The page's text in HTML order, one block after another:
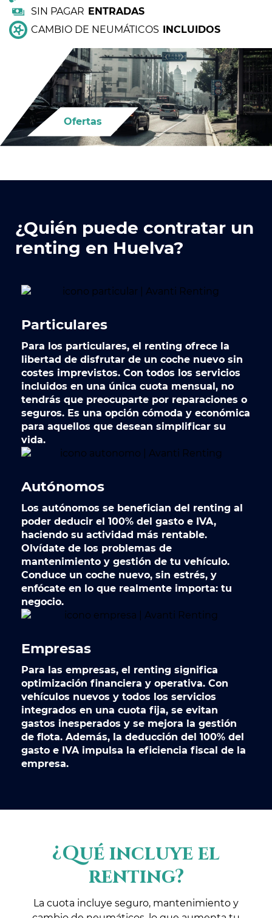
Ofertas
SIN PAGAR ENTRADAS
CAMBIO DE NEUMÁTICOS INCLUIDOS
¿Quién puede contratar un
renting en Huelva?
Particulares
Para los particulares, el renting ofrece la
libertad de disfrutar de un coche nuevo sin
costes imprevistos. Con todos los servicios
incluidos en una única cuota mensual, no
tendrás que preocuparte por reparaciones o
seguros. Es una opción cómoda y económica
para aquellos que desean simplificar su
vida.
Autónomos
Los autónomos se benefician del renting al
poder deducir el 100% del gasto e IVA,
haciendo su actividad más rentable.
Olvídate de los problemas de
mantenimiento y gestión de tu vehículo.
Conduce un coche nuevo, sin estrés, y
enfócate en lo que realmente importa: tu
negocio.
Empresas
Para las empresas, el renting significa
optimización financiera y operativa. Con
vehículos nuevos y todos los servicios
integrados en una cuota fija, se evitan
gastos inesperados y se mejora la gestión
de flota. Además, la deducción del 100% del
gasto e IVA impulsa la eficiencia fiscal de la
empresa.
¿Qué incluye el
renting?
La cuota incluye seguro, mantenimiento y